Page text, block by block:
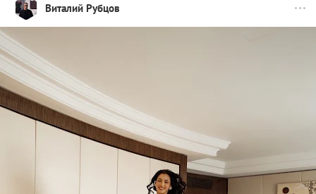
Виталий Рубцов